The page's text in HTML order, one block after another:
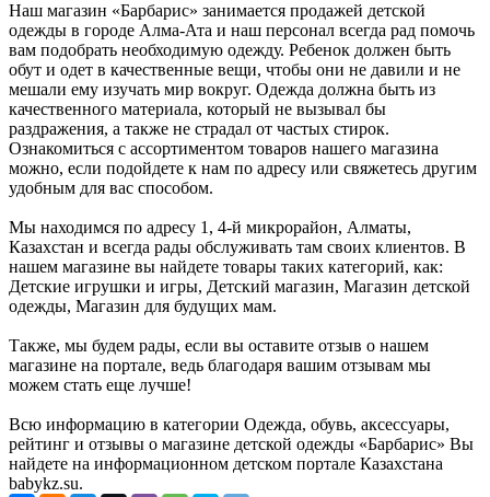
Наш магазин «Барбарис» занимается продажей детской
одежды в городе Алма-Ата и наш персонал всегда рад помочь
вам подобрать необходимую одежду. Ребенок должен быть
обут и одет в качественные вещи, чтобы они не давили и не
мешали ему изучать мир вокруг. Одежда должна быть из
качественного материала, который не вызывал бы
раздражения, а также не страдал от частых стирок.
Ознакомиться с ассортиментом товаров нашего магазина
можно, если подойдете к нам по адресу или свяжетесь другим
удобным для вас способом.
Мы находимся по адресу 1, 4-й микрорайон, Алматы,
Казахстан и всегда рады обслуживать там своих клиентов. В
нашем магазине вы найдете товары таких категорий, как:
Детские игрушки и игры, Детский магазин, Магазин детской
одежды, Магазин для будущих мам.
Также, мы будем рады, если вы оставите отзыв о нашем
магазине на портале, ведь благодаря вашим отзывам мы
можем стать еще лучше!
Всю информацию в категории Одежда, обувь, аксессуары,
рейтинг и отзывы о магазине детской одежды «Барбарис» Вы
найдете на информационном детском портале Казахстана
babykz.su.